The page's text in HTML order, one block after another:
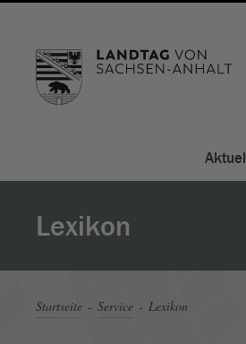
Lexikon
Startseite Service Lexikon